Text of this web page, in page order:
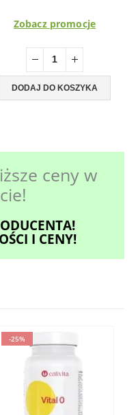
Zobacz promocje
DODAJ DO KOSZYKA
ceny w
I CENY!
-25%